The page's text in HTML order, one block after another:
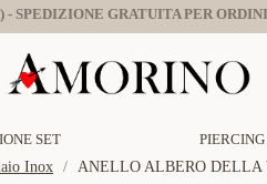
SPEDIZIONE GRATUITA PER
SET PIERCING
Inox ANELLO ALBERO DELLA